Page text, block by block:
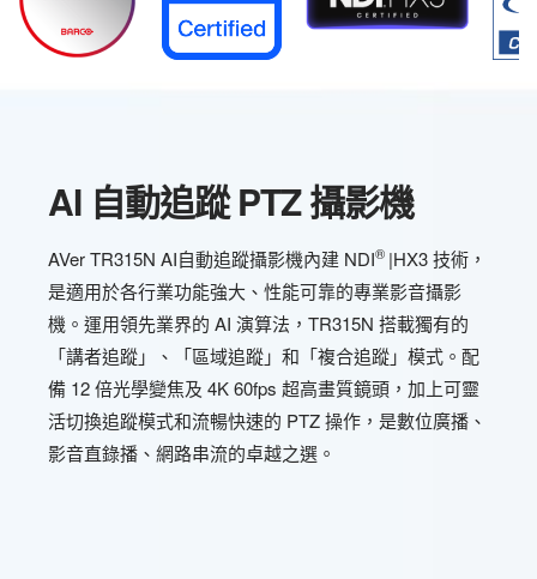
TR315N
NDI ®＋完美追蹤．卓越之選
AI 自動追蹤 PTZ 攝影機
AVer TR315N AI自動追蹤攝影機內建 NDI® |HX3 技術，
是適用於各行業功能強大、性能可靠的專業影音攝影
機。運用領先業界的 AI 演算法，TR315N 搭載獨有的
「講者追蹤」、「區域追蹤」和「複合追蹤」模式。配
備 12 倍光學變焦及 4K 60fps 超高畫質鏡頭，加上可靈
活切換追蹤模式和流暢快速的 PTZ 操作，是數位廣播、
影音直錄播、網路串流的卓越之選。